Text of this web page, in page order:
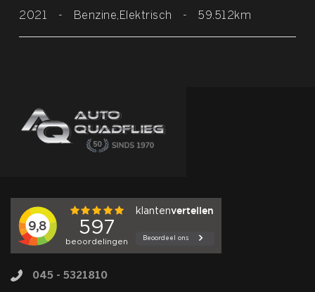
2021 - Benzine,Elektrisch - 59.512km
045 - 5321810